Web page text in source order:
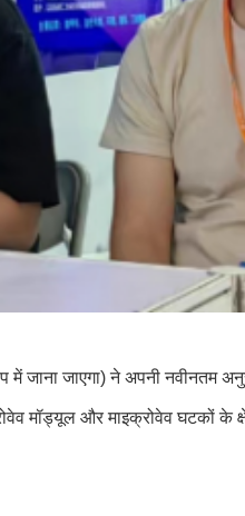
जाना जाएगा) ने अपनी नवीनतम
मॉड्यूल और माइक्रोवेव घटकों